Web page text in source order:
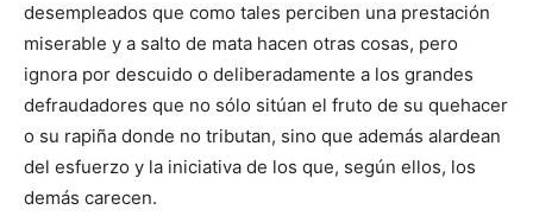
desempleados que como tales perciben una prestación
miserable y a salto de mata hacen otras cosas, pero
ignora por descuido o delibera­damente a los grandes
defraudadores que no sólo sitúan el fruto de su quehacer
o su rapiña donde no tributan, sino que además alardean
del es­fuerzo y la iniciativa de los que, según ellos, los
demás care­cen.